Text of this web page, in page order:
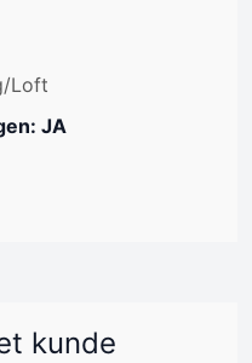
Loft
JA
kunde